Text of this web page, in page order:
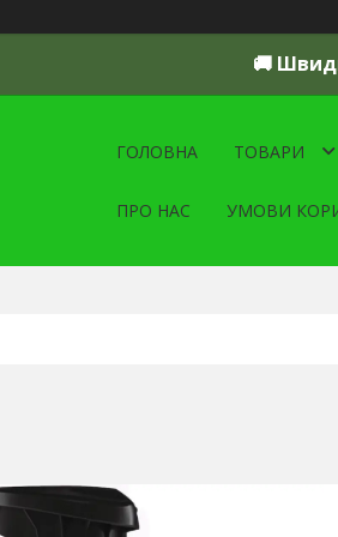
🚚
ГОЛОВНА ТОВАРИ
ПРО НАС УМОВИ